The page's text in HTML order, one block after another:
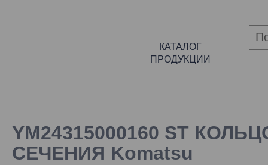
КАТАЛОГ
ПРОДУКЦИИ
YM24315000160 ST
СЕЧЕНИЯ Komatsu